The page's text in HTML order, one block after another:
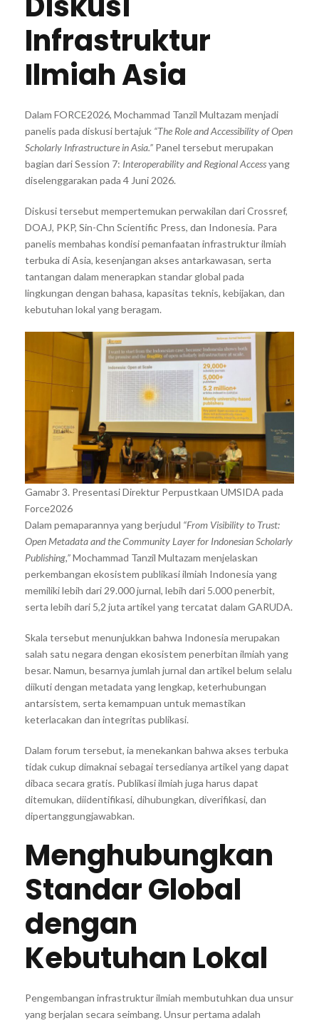
Infrastruktur
Ilmiah Asia
Dalam FORCE2026, Mochammad Tanzil Multazam menjadi
panelis pada diskusi bertajuk “The Role and Accessibility of Open
Scholarly Infrastructure in Asia.” Panel tersebut merupakan
bagian dari Session 7: Interoperability and Regional Accessyang
diselenggarakan pada 4 Juni 2026.
Diskusi tersebut mempertemukan perwakilan dari Crossref,
DOAJ, PKP, Sin-Chn Scientific Press, dan Indonesia. Para
panelis membahas kondisi pemanfaatan infrastruktur ilmiah
terbuka di Asia, kesenjangan akses antarkawasan, serta
tantangan dalam menerapkan standar global pada
lingkungan dengan bahasa, kapasitas teknis, kebijakan, dan
kebutuhan lokal yang beragam.
Gamabr 3. Presentasi Direktur Perpustkaan UMSIDA pada
Force2026
Dalam pemaparannya yang berjudul “From Visibility to Trust:
Open Metadata and the Community Layer for Indonesian Scholarly
Publishing,”Mochammad Tanzil Multazam menjelaskan
perkembangan ekosistem publikasi ilmiah Indonesia yang
memiliki lebih dari 29.000 jurnal, lebih dari 5.000 penerbit,
serta lebih dari 5,2 juta artikel yang tercatat dalam GARUDA.
Skala tersebut menunjukkan bahwa Indonesia merupakan
salah satu negara dengan ekosistem penerbitan ilmiah yang
besar. Namun, besarnya jumlah jurnal dan artikel belum selalu
diikuti dengan metadata yang lengkap, keterhubungan
antarsistem, serta kemampuan untuk memastikan
keterlacakan dan integritas publikasi.
Dalam forum tersebut, ia menekankan bahwa akses terbuka
tidak cukup dimaknai sebagai tersedianya artikel yang dapat
dibaca secara gratis. Publikasi ilmiah juga harus dapat
ditemukan, diidentifikasi, dihubungkan, diverifikasi, dan
dipertanggungjawabkan.
Menghubungkan
Standar Global
dengan
Kebutuhan Lokal
Pengembangan infrastruktur ilmiah membutuhkan dua unsur
yang berjalan secara seimbang. Unsur pertama adalah